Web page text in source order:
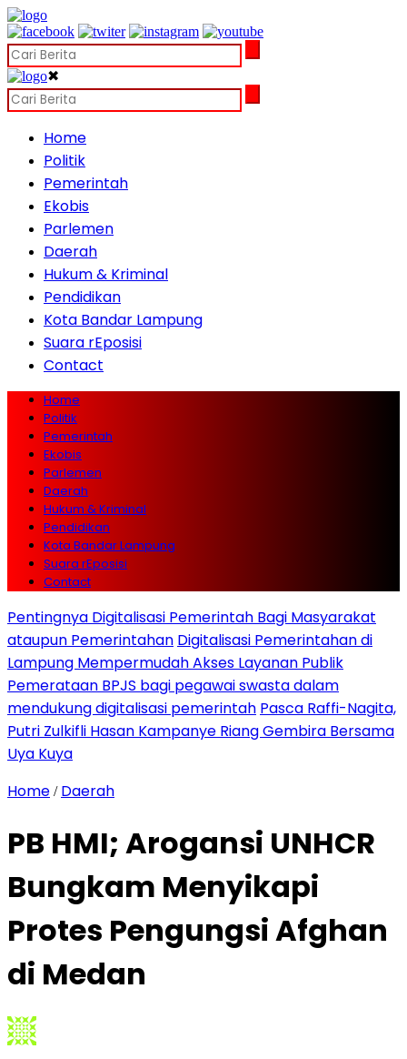
✖
Home
Politik
Pemerintah
Ekobis
Parlemen
Daerah
Hukum & Kriminal
Pendidikan
Kota Bandar Lampung
Suara rEposisi
Contact
Home
Politik
Pemerintah
Ekobis
Parlemen
Daerah
Hukum & Kriminal
Pendidikan
Kota Bandar Lampung
Suara rEposisi
Contact
Pentingnya Digitalisasi Pemerintah Bagi Masyarakat
ataupun Pemerintahan Digitalisasi Pemerintahan di
Lampung Mempermudah Akses Layanan Publik
Pemerataan BPJS bagi pegawai swasta dalam
mendukung digitalisasi pemerintah Pasca Raffi-Nagita,
Putri Zulkifli Hasan Kampanye Riang Gembira Bersama
Uya Kuya
Home / Daerah
PB HMI; Arogansi UNHCR
Bungkam Menyikapi
Protes Pengungsi Afghan
di Medan